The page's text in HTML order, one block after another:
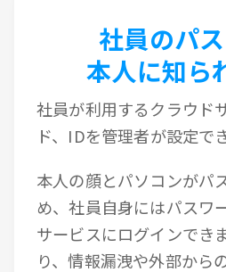
社員のパ
本人に知ら
社員が利用するクラウド
ド、IDを管理者が設定で
本人の顔とパソコンがパ
め、社員自身にはパスワ
サービスにログインでき
り、情報漏洩や外部から